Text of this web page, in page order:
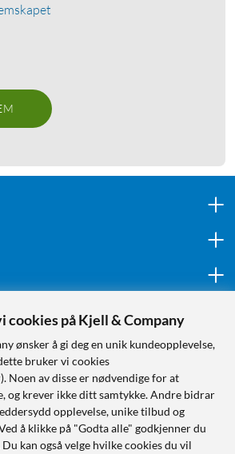
cookies på Kjell & Company
ønsker å gi deg en unik kundeopplevelse,
bruker vi cookies
Noen av disse er nødvendige for at
og krever ikke ditt samtykke. Andre bidrar
opplevelse, unike tilbud og
å klikke på "Godta alle" godkjenner du
kan også velge hvilke cookies du vil